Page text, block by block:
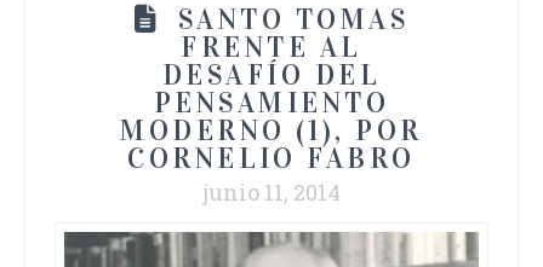
SANTO TOMAS
FRENTE AL
DESAFÍO DEL
PENSAMIENTO
MODERNO (1), POR
CORNELIO FABRO
junio 11, 2014